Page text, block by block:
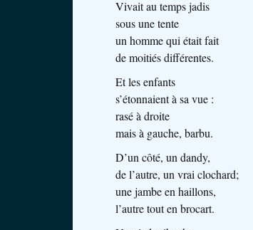
Vivait au temps jadis
sous une tente
un homme qui était fait
de moitiés différentes.
Et les enfants
s’étonnaient à sa vue :
rasé à droite
mais à gauche, barbu.
D’un côté, un dandy,
de l’autre, un vrai clochard;
une jambe en haillons,
l’autre tout en brocart.